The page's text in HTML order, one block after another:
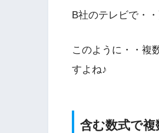
B社のテレビで・
このように・・複
すよね♪
含む数式で